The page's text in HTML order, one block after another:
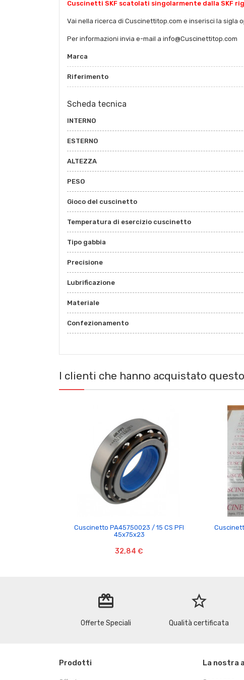
Cuscinetti SKF scatolati singolarmente dalla SKF
Vai nella ricerca di Cuscinettitop.com e inserisci la
Per informazioni invia e-mail a info@Cuscinettitop.com
Marca
Riferimento
Scheda tecnica
INTERNO
ESTERNO
ALTEZZA
PESO
Gioco del cuscinetto
Temperatura di esercizio cuscinetto
Tipo gabbia
Precisione
Lubrificazione
Materiale
Confezionamento
I clienti che hanno acquistato

Cuscinetto PA45750023 / 15 CS PFI
45x75x23
32,84 €
redeem
Offerte Speciali
star_border
Qualità certificata
Prodotti La nostra